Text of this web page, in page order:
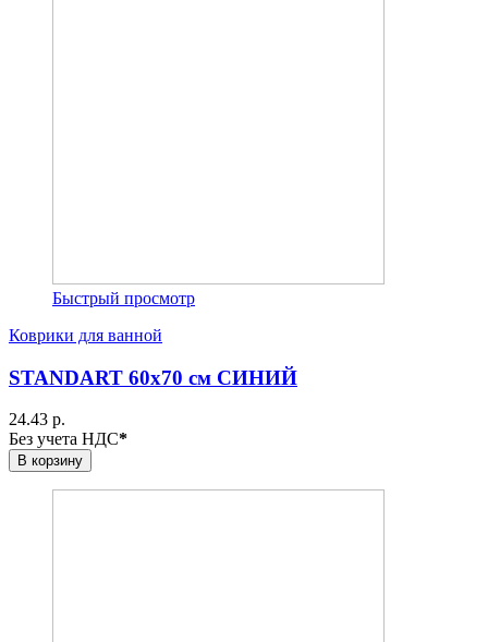
Быстрый просмотр
Коврики для ванной
STANDART 60х70 см СИНИЙ
24.43 р.
Без учета НДС*
В корзину